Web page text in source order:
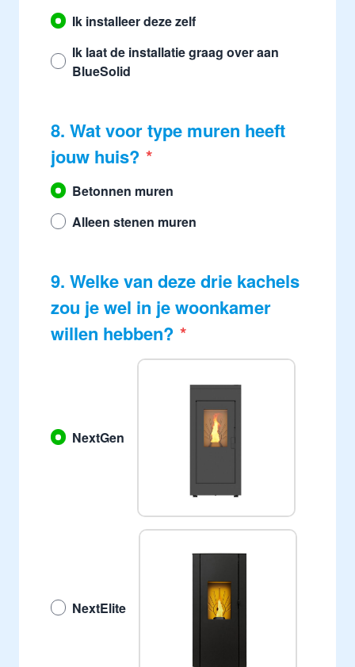
Ik installeer deze zelf
Ik laat de installatie graag over aan
BlueSolid
8. Wat voor type muren heeft
jouw huis?
Betonnen muren
Alleen stenen muren
9. Welke van deze drie kachels
zou je wel in je woonkamer
willen hebben?
NextGen
NextElite